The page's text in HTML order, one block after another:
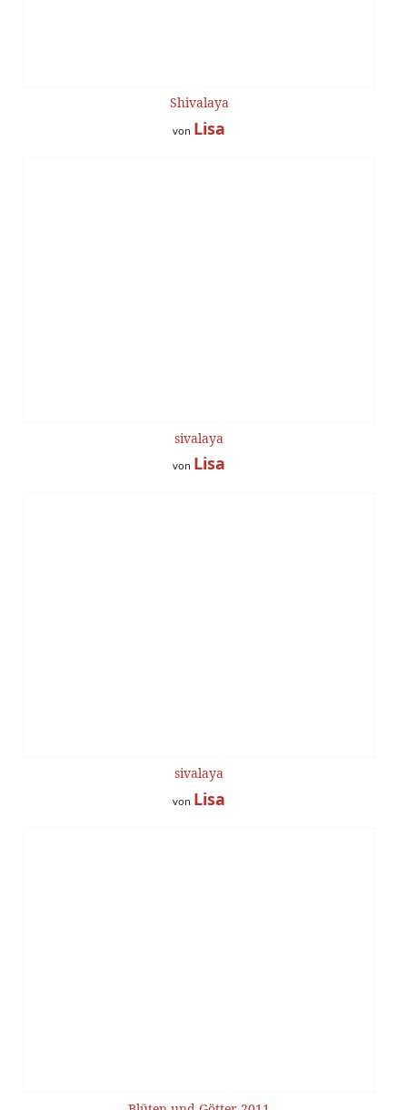
Shivalaya
von Lisa
sivalaya
von Lisa
sivalaya
von Lisa